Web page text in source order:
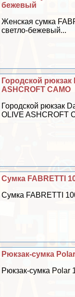
бежевый
Женская сумка
cветло-бежевый...
Городской рюкзак
ASHCROFT CAMO
Городской рюкзак
OLIVE ASHCROFT
Сумка FABRETTI
Сумка FABRETTI
Рюкзак-сумка
Рюкзак-сумка Polar